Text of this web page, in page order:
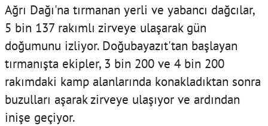
Ağrı Dağı'na tırmanan yerli ve yabancı dağcılar,
5 bin 137 rakımlı zirveye ulaşarak gün
doğumunu izliyor. Doğubayazıt'tan başlayan
tırmanışta ekipler, 3 bin 200 ve 4 bin 200
rakımdaki kamp alanlarında konakladıktan sonra
buzulları aşarak zirveye ulaşıyor ve ardından
inişe geçiyor.